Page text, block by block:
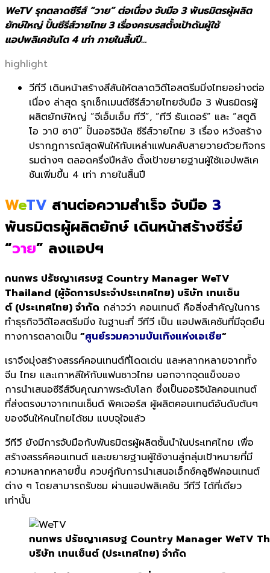
WeTV รุกตลาดซีรีส์ “วาย” ต่อเนื่อง จับมือ 3 พันธมิตรผู้ผลิต
ยักษ์ใหญ่ ปั้นซีรีส์วายไทย 3 เรื่องครบรสตั้งเป้าดันผู้ใช้
แอปพลิเคชันโต 4 เท่า ภายในสิ้นปี…
highlight
วีทีวี เดินหน้าสร้างสีสันให้ตลาดวิดีโอสตรีมมิ่งไทยอย่างต่อ
เนื่อง ล่าสุด รุกเซ็กเมนต์ซีรีส์วายไทยจับมือ 3 พันธมิตรผู้
ผลิตยักษ์ใหญ่ “จีเอ็มเอ็ม ทีวี”, “ทีวี ธันเดอร์” และ “สตูดิ
โอ วาบิ ซาบิ” ปั้นออริจินัล ซีรีส์วายไทย 3 เรื่อง หวังสร้าง
ปรากฎการณ์สุดฟินให้กับเหล่าแฟนคลับสายวายด้วยกิจกร
รมต่างๆ ตลอดครึ่งปีหลัง ตั้งเป้าขยายฐานผู้ใช้แอปพลิเค
ชันเพิ่มขึ้น 4 เท่า ภายในสิ้นปี
WeTV สานต่อความสำเร็จ จับมือ 3
พันธมิตรผู้ผลิตยักษ์ เดินหน้าสร้างซีรี่ย์
“วาย” ลงแอปฯ
กนกพร ปรัชญาเศรษฐ Country Manager WeTV
Thailand (ผู้จัดการประจำประเทศไทย) บริษัท เทนเซ็น
ต์ (ประเทศไทย) จำกัด กล่าวว่า คอนเทนต์ คือสิ่งสำคัญในการ
ทำธุรกิจวิดีโอสตรีมมิ่ง ในฐานะที่ วีทีวี เป็น แอปพลิเคชันที่มีจุดยืน
ทางการตลาดเป็น “ศูนย์รวมความบันเทิงแห่งเอเชีย“
เราจึงมุ่งสร้างสรรค์คอนเทนต์ที่โดดเด่น และหลากหลายจากทั้ง
จีน ไทย และเกาหลีให้กับแฟนชาวไทย นอกจากจุดแข็งของ
การนำเสนอซีรีส์จีนคุณภาพระดับโลก ซึ่งเป็นออริจินัลคอนเทนต์
ที่ส่งตรงมาจากเทนเซ็นต์ พิคเจอร์ส ผู้ผลิตคอนเทนต์อันดับต้นๆ
ของจีนให้คนไทยได้ชม แบบจุใจแล้ว
วีทีวี ยังมีการจับมือกับพันธมิตรผู้ผลิตชั้นนำในประเทศไทย เพื่อ
สร้างสรรค์คอนเทนต์ และขยายฐานผู้ใช้งานสู่กลุ่มเป้าหมายที่มี
ความหลากหลายขึ้น ควบคู่กับการนำเสนอเอ็กซ์คลูซีฟคอนเทนต์
ต่าง ๆ โดยสามารถรับชม ผ่านแอปพลิเคชัน วีทีวี ได้ที่เดียว
เท่านั้น
กนกพร ปรัชญาเศรษฐ Country Manager WeTV
บริษัท เทนเซ็นต์ (ประเทศไทย) จำกัด